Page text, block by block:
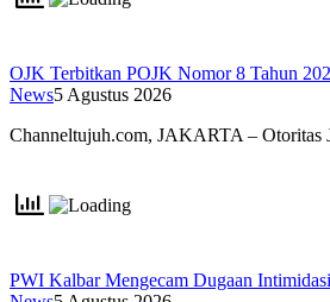
OJK Terbitkan POJK Nomor 8 Tahun
News5 Agustus 2026
Channeltujuh.com, JAKARTA – Otoritas
PWI Kalbar Mengecam Dugaan